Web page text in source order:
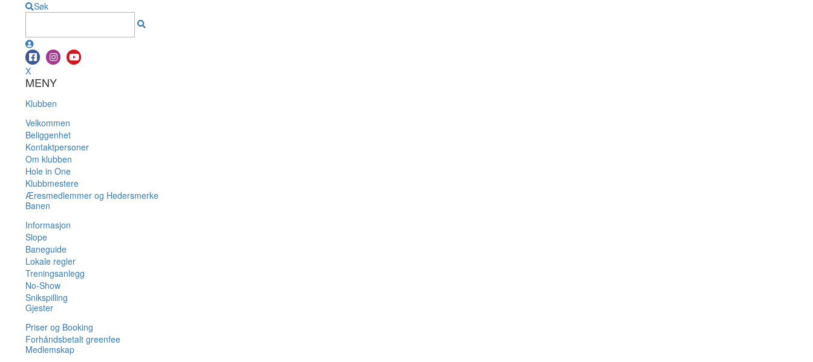
Søk
X
MENY
Klubben
Velkommen
Beliggenhet
Kontaktpersoner
Om klubben
Hole in One
Klubbmestere
Æresmedlemmer og Hedersmerke
Banen
Informasjon
Slope
Baneguide
Lokale regler
Treningsanlegg
No-Show
Snikspilling
Gjester
Priser og Booking
Forhåndsbetalt greenfee
Medlemskap